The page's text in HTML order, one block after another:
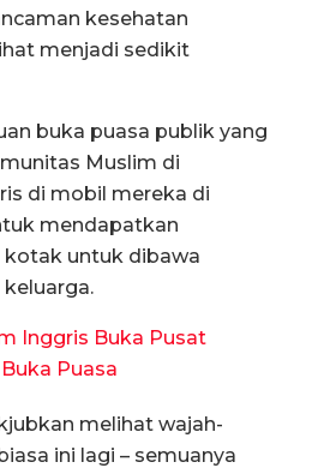
kesehatan
menjadi sedikit
buka puasa publik yang
Muslim di
di mobil mereka di
mendapatkan
untuk dibawa
Inggris Buka Pusat
Puasa
melihat wajah-
ini lagi – semuanya